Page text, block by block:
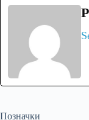
Позначки